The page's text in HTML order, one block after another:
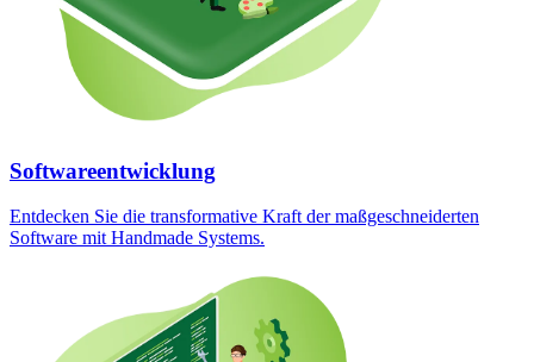
Softwareentwicklung
Entdecken Sie die transformative Kraft der maßgeschneiderten
Software mit Handmade Systems.